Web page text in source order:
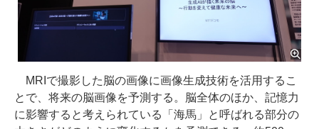
MRIで撮影した脳の画像に画像生成技術を活用するこ
とで、将来の脳画像を予測する。脳全体のほか、記憶力
に影響すると考えられている「海馬」と呼ばれる部分の